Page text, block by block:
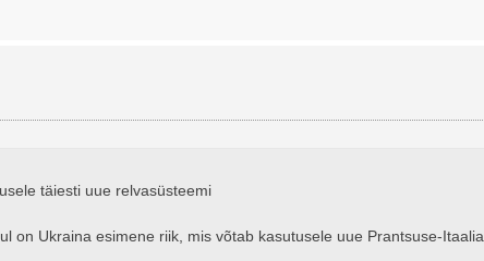
täiesti uue relvasüsteemi
on Ukraina esimene riik, mis võtab kasutusele uue Prantsuse-Itaalia